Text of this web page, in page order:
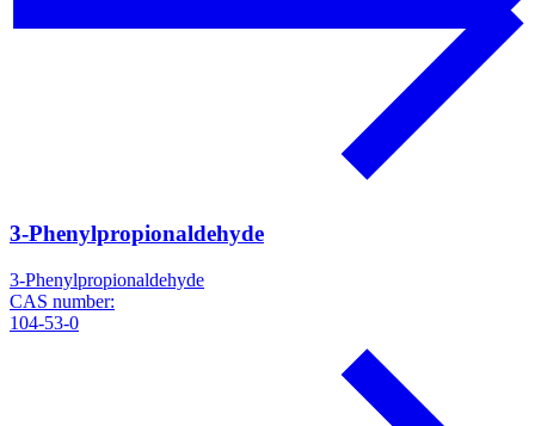
3-Phenylpropionaldehyde
3-Phenylpropionaldehyde
CAS number:
104-53-0